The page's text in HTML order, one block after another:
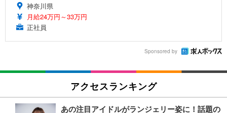
神奈川県
月給24万円～33万円
正社員
Sponsored by
アクセスランキング
あの注目アイドルがランジェリー姿に！話題の